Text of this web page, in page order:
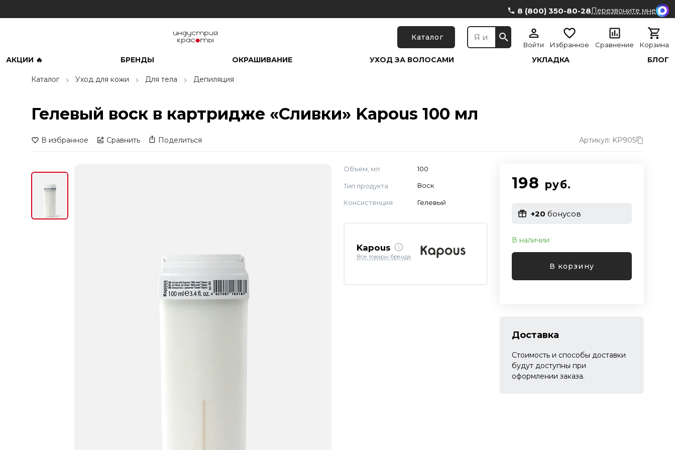
8 (800) 350-80-28Перезвоните мне
Каталог
Войти Избранное Сравнение Корзина
АКЦИИ 🔥 БРЕНДЫ ОКРАШИВАНИЕ УХОД ЗА ВОЛОСАМИ УКЛАДКА БЛОГ
Каталог Уход для кожи Для тела Депиляция
Гелевый воск в картридже «Сливки» Kapous 100 мл
В избранное Сравнить Поделиться Артикул: KP905
Объем, мл 100
Тип продукта Воск
Консистенция Гелевый
Kapous
Все товары бренда
198 руб.
+20 бонусов
В наличии
В корзину
Доставка
Стоимость и способы доставки
будут доступны при
оформлении заказа.